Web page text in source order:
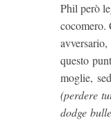
Phil però
cocomero.
questo
moglie,
(perdere
dodge